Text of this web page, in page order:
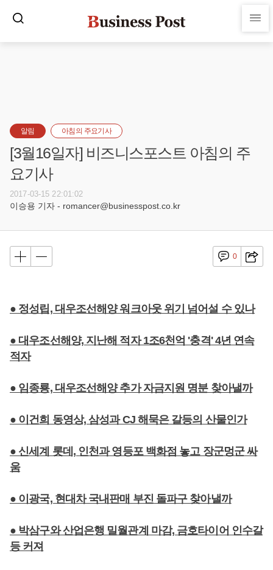
알림 아침의 주요기사
[3월16일자] 비즈니스포스트 아침의 주
요기사
2017-03-15 22:01:02
이승용 기자 - romancer@businesspost.co.kr
0
● 정성립, 대우조선해양 워크아웃 위기 넘어설 수 있나
● 대우조선해양, 지난해 적자 1조6천억 '충격' 4년 연속
적자
● 임종룡, 대우조선해양 추가 자금지원 명분 찾아낼까
● 이건희 동영상, 삼성과 CJ 해묵은 갈등의 산물인가
● 신세계 롯데, 인천과 영등포 백화점 놓고 장군멍군 싸
움
● 이광국, 현대차 국내판매 부진 돌파구 찾아낼까
● 박삼구와 산업은행 밀월관계 마감, 금호타이어 인수갈
등 커져